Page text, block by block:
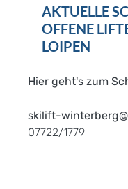
AKTUELLE
OFFENE
LOIPEN
Hier geht's zum
skilift-
07722/1779